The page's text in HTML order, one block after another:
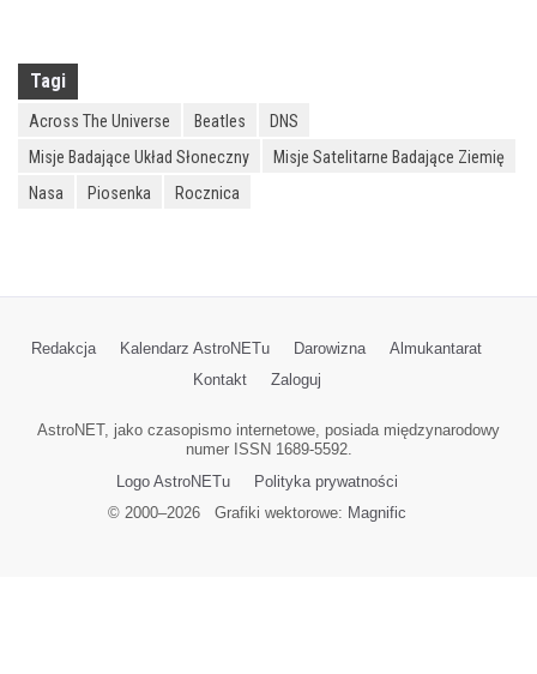
Tagi
Across The Universe Beatles
DNS
Misje Badające Układ Słoneczny
Misje Satelitarne Badające Ziemię
Nasa
Piosenka Rocznica
Redakcja Kalendarz AstroNETu Darowizna
Almukantarat
Kontakt
Zaloguj
AstroNET, jako czasopismo internetowe, posiada międzynarodowy
numer ISSN 1689-5592.
Logo AstroNETu
Polityka prywatności
© 2000–2026Grafiki wektorowe: Magnific